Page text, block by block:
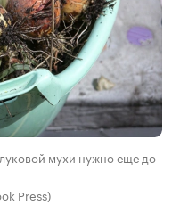
мухи нужно еще до
Press)